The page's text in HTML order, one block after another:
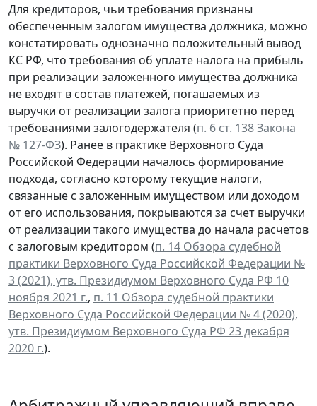
Для кредиторов, чьи требования признаны
обеспеченным залогом имущества должника, можно
констатировать однозначно положительный вывод
КС РФ, что требования об уплате налога на прибыль
при реализации заложенного имущества должника
не входят в состав платежей, погашаемых из
выручки от реализации залога приоритетно перед
требованиями залогодержателя (п. 6 ст. 138 Закона
№ 127-ФЗ). Ранее в практике Верховного Суда
Российской Федерации началось формирование
подхода, согласно которому текущие налоги,
связанные с заложенным имуществом или доходом
от его использования, покрываются за счет выручки
от реализации такого имущества до начала расчетов
с залоговым кредитором (п. 14 Обзора судебной
практики Верховного Суда Российской Федерации №
3 (2021), утв. Президиумом Верховного Суда РФ 10
ноября 2021 г., п. 11 Обзора судебной практики
Верховного Суда Российской Федерации № 4 (2020),
утв. Президиумом Верховного Суда РФ 23 декабря
2020 г.).